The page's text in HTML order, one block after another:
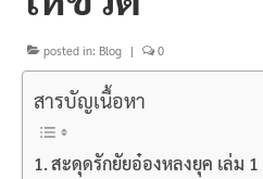
posted in: Blog | 0
สารบัญเนื้อหา
สะดุดรักยัยอ๋องหลงยุค เล่ม 1